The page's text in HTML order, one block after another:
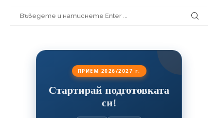
ПРИЕМ 2026/2027 г.
Стартирай подготовката
си!